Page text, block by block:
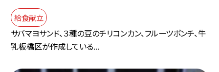
給食献立
サバマヨサンド、３種の豆のチリコンカン、フルーツポンチ、牛
乳板橋区が作成している...